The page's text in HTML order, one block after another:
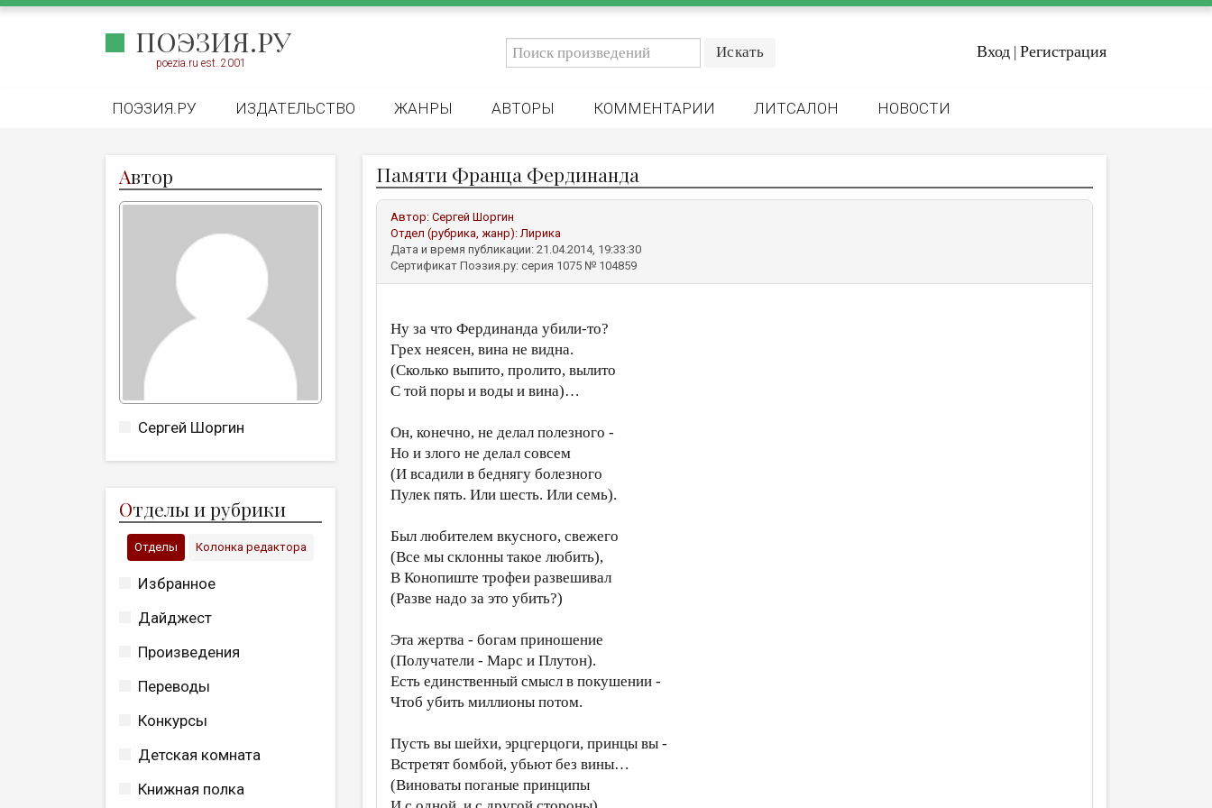
ПОЭЗИЯ.РУ
poezia.ru est. 2001
Вход | Регистрация
ПОЭЗИЯ.РУ ИЗДАТЕЛЬСТВО ЖАНРЫ АВТОРЫ КОММЕНТАРИИ ЛИТСАЛОН НОВОСТИ
Автор
Сергей Шоргин
Отделы и рубрики
Отделы Колонка редактора
Избранное
Дайджест
Произведения
Переводы
Конкурсы
Детская комната
Книжная полка
Памяти Франца Фердинанда
Автор: Сергей Шоргин
Отдел (рубрика, жанр):Лирика
Дата и время публикации: 21.04.2014, 19:33:30
Сертификат Поэзия.ру: серия 1075 № 104859
Ну за что Фердинанда убили-то?
Грех неясен, вина не видна.
(Сколько выпито, пролито, вылито
С той поры и воды и вина)…
Он, конечно, не делал полезного -
Но и злого не делал совсем
(И всадили в беднягу болезного
Пулек пять. Или шесть. Или семь).
Был любителем вкусного, свежего
(Все мы склонны такое любить),
В Конопиште трофеи развешивал
(Разве надо за это убить?)
Эта жертва - богам приношение
(Получатели - Марс и Плутон).
Есть единственный смысл в покушении -
Чтоб убить миллионы потом.
Пусть вы шейхи, эрцгерцоги, принцы вы -
Встретят бомбой, убьют без вины…
(Виноваты поганые принципы